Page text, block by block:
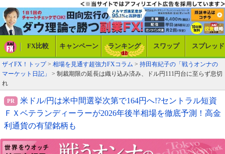
FX比較 キャンペーン ランキング スワップ スプレッド
ザイFX！トップ> 相場を見通す超強力FXコラム > 持田有紀子の「戦うオンナの
マーケット日記」
> 制裁期限の延長は織り込み済み、ドル円111円台に至らず息切
れ
米ドル/円は米中間選挙次第で164円へ!?セントラル短資
ＦＸベテランディーラーが2026年後半相場を徹底予測！高金
利通貨の有望銘柄も